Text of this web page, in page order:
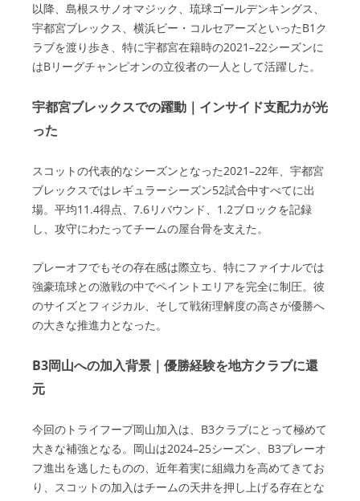
以降、島根スサノオマジック、琉球ゴールデンキングス、
宇都宮ブレックス、横浜ビー・コルセアーズといったB1ク
ラブを渡り歩き、特に宇都宮在籍時の2021–22シーズンに
はBリーグチャンピオンの立役者の一人として活躍した。
宇都宮ブレックスでの躍動｜インサイド支配力が光
った
スコットの代表的なシーズンとなった2021–22年、宇都宮
ブレックスではレギュラーシーズン52試合中すべてに出
場。平均11.4得点、7.6リバウンド、1.2ブロックを記録
し、攻守にわたってチームの屋台骨を支えた。
プレーオフでもその存在感は際立ち、特にファイナルでは
強豪琉球との激戦の中でペイントエリアを完全に制圧。彼
のサイズとフィジカル、そして戦術理解度の高さが優勝へ
の大きな推進力となった。
B3岡山への加入背景｜優勝経験を地方クラブに還
元
今回のトライフープ岡山加入は、B3クラブにとって極めて
大きな補強となる。岡山は2024–25シーズン、B3プレーオ
フ進出を逃したものの、近年着実に組織力を高めてきてお
り、スコットの加入はチームの天井を押し上げる存在とな